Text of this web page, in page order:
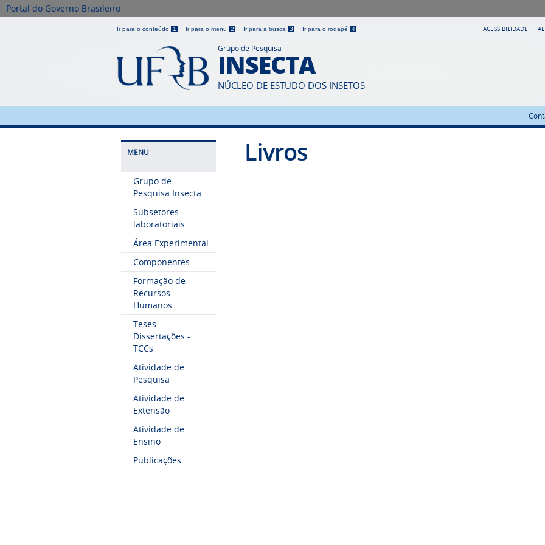
Portal do Governo Brasileiro
Ir para o conteúdo 1 Ir para o menu 2 Ir para a busca 3 Ir para o rodapé 4 ACESSIBILIDADE
Grupo de Pesquisa
INSECTA
NÚCLEO DE ESTUDO DOS INSETOS
MENU
Grupo de
Pesquisa Insecta
Subsetores
laboratoriais
Área Experimental
Componentes
Formação de
Recursos
Humanos
Teses -
Dissertações -
TCCs
Atividade de
Pesquisa
Atividade de
Extensão
Atividade de
Ensino
Publicações
Livros